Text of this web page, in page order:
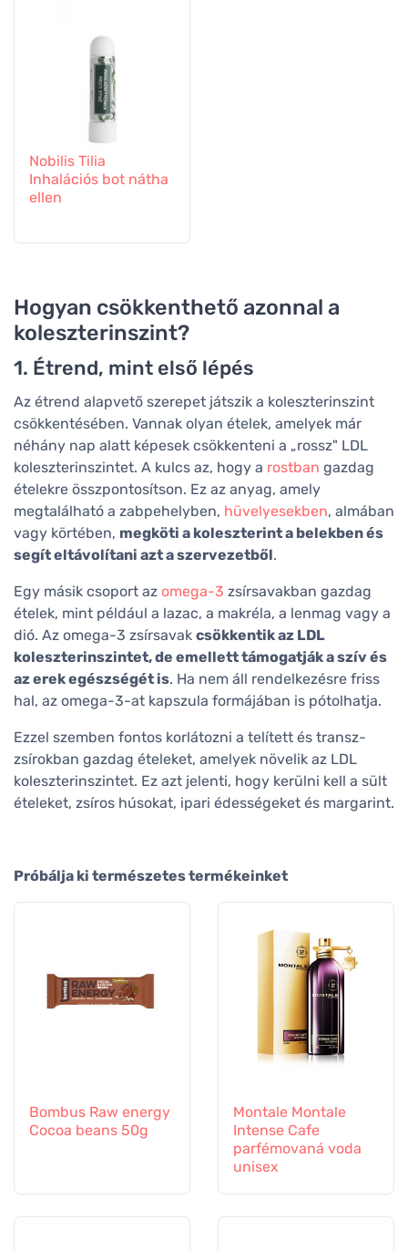
Nobilis Tilia
Inhalációs bot nátha
ellen
Hogyan csökkenthető azonnal a
koleszterinszint?
1. Étrend, mint első lépés
Az étrend alapvető szerepet játszik a koleszterinszint
csökkentésében. Vannak olyan ételek, amelyek már
néhány nap alatt képesek csökkenteni a „rossz" LDL
koleszterinszintet. A kulcs az, hogy a rostban gazdag
ételekre összpontosítson. Ez az anyag, amely
megtalálható a zabpehelyben, hüvelyesekben, almában
vagy körtében, megköti a koleszterint a belekben és
segít eltávolítani azt a szervezetből.
Egy másik csoport az omega-3 zsírsavakban gazdag
ételek, mint például a lazac, a makréla, a lenmag vagy a
dió. Az omega-3 zsírsavak csökkentik az LDL
koleszterinszintet, de emellett támogatják a szív és
az erek egészségét is. Ha nem áll rendelkezésre friss
hal, az omega-3-at kapszula formájában is pótolhatja.
Ezzel szemben fontos korlátozni a telített és transz-
zsírokban gazdag ételeket, amelyek növelik az LDL
koleszterinszintet. Ez azt jelenti, hogy kerülni kell a sült
ételeket, zsíros húsokat, ipari édességeket és margarint.
Próbálja ki természetes termékeinket
Bombus Raw energy
Cocoa beans 50g
Montale Montale
Intense Cafe
parfémovaná voda
unisex